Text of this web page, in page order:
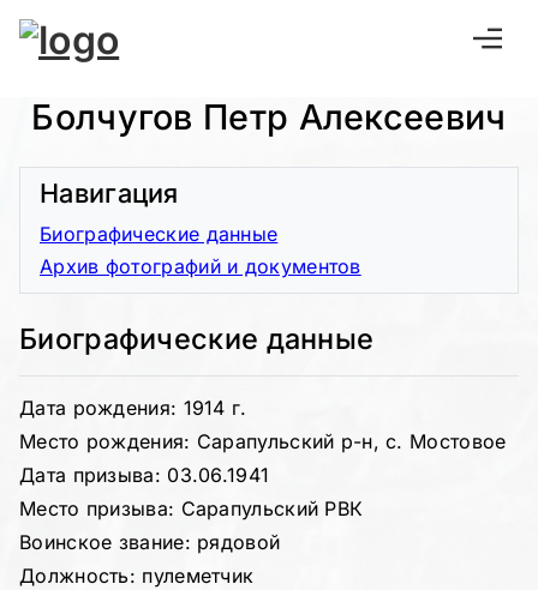
Болчугов Петр Алексеевич
Биографические данные
Дата рождения: 1914 г.
Место рождения: Сарапульский р-н, с. Мостовое
Дата призыва: 03.06.1941
Место призыва: Сарапульский РВК
Воинское звание: рядовой
Должность: пулеметчик
Навигация
Биографические данные
Архив фотографий и документов